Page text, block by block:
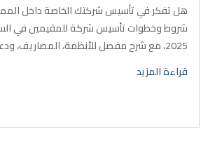
هل تفكر في تأسيس شركتك الخاصة داخل
شروط وخطوات تأسيس شركة للمقيمين في
2025، مع شرح مفصل للأنظمة، المصاريف،
قراءة المزيد